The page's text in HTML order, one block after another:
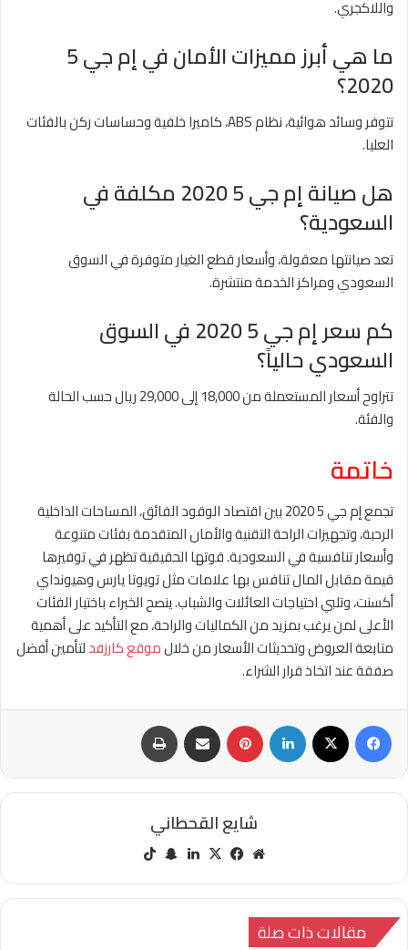
واللاكجري.
ما هي أبرز مميزات الأمان في إم جي 5
2020؟
تتوفر وسائد هوائية، نظام ABS، كاميرا خلفية وحساسات ركن بالفئات
العليا.
هل صيانة إم جي 5 2020 مكلفة في
السعودية؟
تعد صيانتها معقولة، وأسعار قطع الغيار متوفرة في السوق
السعودي ومراكز الخدمة منتشرة.
كم سعر إم جي 5 2020 في السوق
السعودي حالياً؟
تتراوح أسعار المستعملة من 18,000 إلى 29,000 ريال حسب الحالة
والفئة.
خاتمة
تجمع إم جي 5 2020 بين اقتصاد الوقود الفائق، المساحات الداخلية
الرحبة، وتجهيزات الراحة التقنية والأمان المتقدمة بفئات متنوعة
وأسعار تنافسية في السعودية. قوتها الحقيقية تظهر في توفيرها
قيمة مقابل المال تنافس بها علامات مثل تويوتا يارس وهيونداي
أكسنت، وتلبي احتياجات العائلات والشباب. ينصح الخبراء باختيار الفئات
الأعلى لمن يرغب بمزيد من الكماليات والراحة، مع التأكيد على أهمية
متابعة العروض وتحديثات الأسعار من خلالموقع كارزفدلتأمين أفضل
صفقة عند اتخاذ قرار الشراء.
فيسبوك ‫X لينكدإن بينتيريست مشاركة عبر البريد طباعة
شايع القحطاني
مو
الوي
في
وك
‫X لينك سنا
تشا
مقالات ذات صلة